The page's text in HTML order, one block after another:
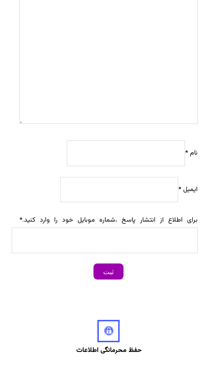
نام*
ایمیل*
برای اطلاع از انتشار پاسخ ،شماره موبایل خود را وارد کنید.*
حفظ محرمانگی اطلاعات